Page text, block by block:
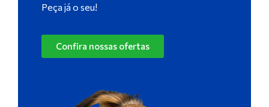
Peça já o seu!
Confira nossas ofertas